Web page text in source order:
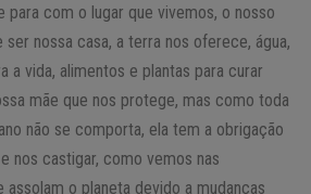
para com o lugar que vivemos, o nosso
ser nossa casa, a terra nos oferece, água,
a vida, alimentos e plantas para curar
mãe que nos protege, mas como toda
não se comporta, ela tem a obrigação
nos castigar, como vemos nas
o planeta devido a mudanças